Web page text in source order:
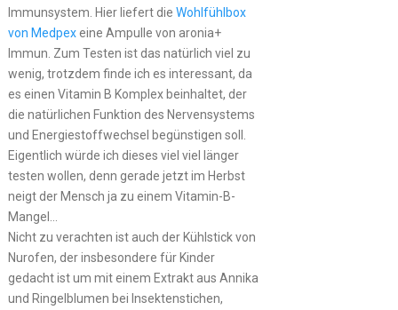
Immunsystem. Hier liefert die Wohlfühlbox
von Medpexeine Ampulle von aronia+
Immun. Zum Testen ist das natürlich viel zu
wenig, trotzdem finde ich es interessant, da
es einen Vitamin B Komplex beinhaltet, der
die natürlichen Funktion des Nervensystems
und Energiestoffwechsel begünstigen soll.
Eigentlich würde ich dieses viel viel länger
testen wollen, denn gerade jetzt im Herbst
neigt der Mensch ja zu einem Vitamin-B-
Mangel…
Nicht zu verachten ist auch der Kühlstick von
Nurofen, der insbesondere für Kinder
gedacht ist um mit einem Extrakt aus Annika
und Ringelblumen bei Insektenstichen,